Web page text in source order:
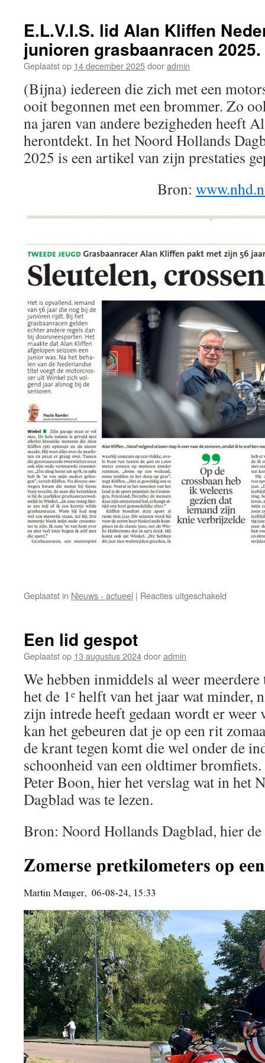
Oudorp
E.L.V.I.S. lid Alan Kliffen
junioren grasbaanracen 2025.
Geplaatst op 14 december 2025dooradmin
(Bijna) iedereen die zich met een
ooit begonnen met een brommer. Zo
na jaren van andere bezigheden heeft
herontdekt. In het Noord Hollands
2025 is een artikel van zijn prestaties
Bron:
Geplaatst in Nieuws - actueel | Reacties uitgeschakeld
junioren
2025.
Een lid gespot
Geplaatst op 13 augustus 2024dooradmin
We hebben inmiddels al weer
het de 1e helft van het jaar wat minder,
zijn intrede heeft gedaan wordt er
kan het gebeuren dat je op een rit
de krant tegen komt die wel onder de
schoonheid van een oldtimer
Peter Boon, hier het verslag wat in het
Dagblad was te lezen.
Bron: Noord Hollands Dagblad, hier de